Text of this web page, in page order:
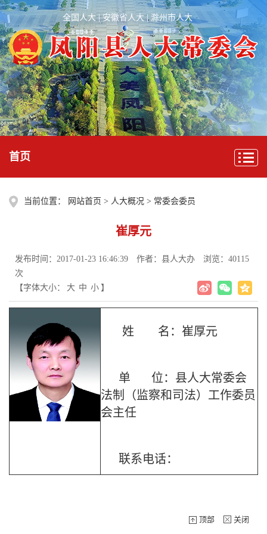
全国人大|安徽省人大| 滁州市人大
首页
当前位置： 网站首页 > 人大概况 > 常委会委员
崔厚元
发布时间：2017-01-23 16:46:39 作者：县人大办
浏览：40115
次
【字体大小：
大 中 小 】
姓 名：崔厚元
单 位：县人大常委会
法制（监察和司法）工作委员
会主任
联系电话：
顶部 关闭